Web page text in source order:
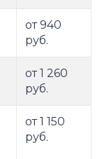
от 940
руб.
от 1 260
руб.
от 1 150
руб.